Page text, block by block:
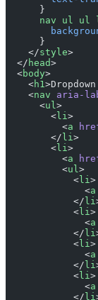
      }
      nav
ul ul
      }
    </
style>
  </
head>
  <
body>
    <
h1
    <
nav aria-
      <
ul >
        <
li >
          <
a
        </
li >
        <
li >
          <
a
          <
ul >
            <
li >
              <
a
            </
li
            <
li >
              <
a
            </
li
            <
li >
              <
a
            </
li
            <
li >
              <
a
            </
li